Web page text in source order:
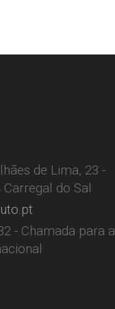
de Lima, 23 -
Carregal do Sal
- Chamada para a